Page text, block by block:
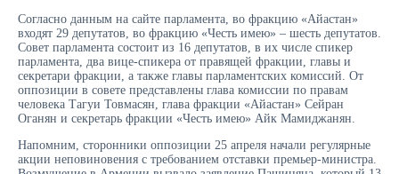
Согласно данным на сайте парламента, во фракцию «Айастан»
входят 29 депутатов, во фракцию «Честь имею» – шесть депутатов.
Совет парламента состоит из 16 депутатов, в их числе спикер
парламента, два вице-спикера от правящей фракции, главы и
секретари фракции, а также главы парламентских комиссий. От
оппозиции в совете представлены глава комиссии по правам
человека Тагуи Товмасян, глава фракции «Айастан» Сейран
Оганян и секретарь фракции «Честь имею» Айк Мамиджанян.
Напомним, сторонники оппозиции 25 апреля начали регулярные
акции неповиновения с требованием отставки премьер-министра.